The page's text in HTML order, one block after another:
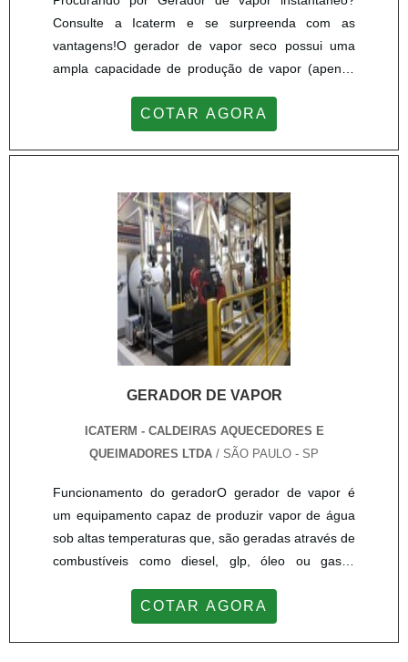
Consulte a Icaterm e se surpreenda com as
vantagens!O gerador de vapor seco possui uma
ampla capacidade de produção de vapor (apenas
geradores de vapor instantâneo são utilizados
para se produzir energia e girar turbinas, ele
carga e a repetibilidade, evi...
COTAR AGORA
GERADOR DE VAPOR
ICATERM - CALDEIRAS AQUECEDORES E
QUEIMADORES LTDA / SÃO PAULO - SP
Funcionamento do geradorO gerador de vapor é
um equipamento capaz de produzir vapor de água
sob altas temperaturas que, são geradas através de
combustíveis como diesel, glp, óleo ou gases
diversas industriais nos mais variados segmentos,
COTAR AGORA